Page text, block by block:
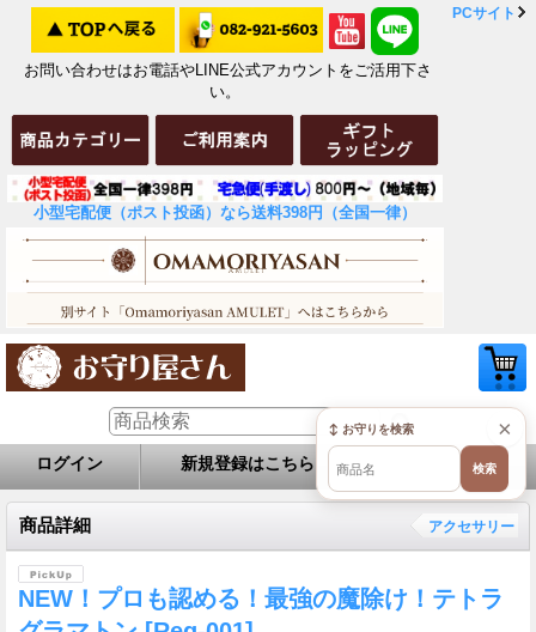
お問い合わせはお電話やLINE公式アカウントをご活用下さ
い。
小型宅配便（ポスト投函）なら送料398円（全国一律）
PCサイト
ログイン 新規登録はこちら お問い合せ
商品詳細 アクセサリー
NEW！プロも認める！最強の魔除け！テトラ
×
↕ お守りを検索
検索